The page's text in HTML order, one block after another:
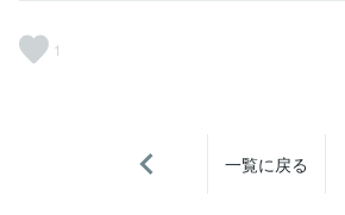
1
一覧に戻る